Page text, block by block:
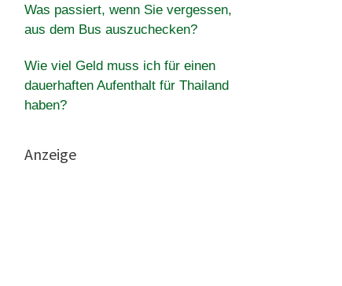
Was passiert, wenn Sie vergessen,
aus dem Bus auszuchecken?
Wie viel Geld muss ich für einen
dauerhaften Aufenthalt für Thailand
haben?
Anzeige